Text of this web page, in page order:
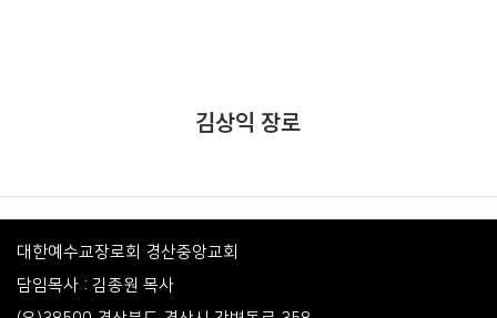
김상익 장로
대한예수교장로회 경산중앙교회
담임목사 : 김종원 목사